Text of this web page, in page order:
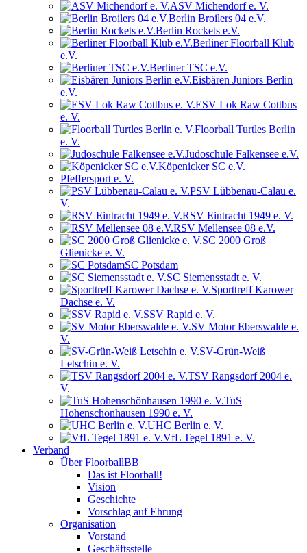
ASV Michendorf e. V.
Berlin Broilers 04 e.V.
Berlin Rockets e.V.
Berliner Floorball Klub
e.V.
Berliner TSC e.V.
Eisbären Juniors Berlin
e.V.
ESV Lok Raw Cottbus
e. V.
Floorball Turtles Berlin
e. V.
Judoschule Falkensee e.V.
Köpenicker SC e.V.
Pfeffersport e. V.
PSV Lübbenau-Calau e.
V.
RSV Eintracht 1949 e. V.
RSV Mellensee 08 e.V.
SC 2000 Groß
Glienicke e. V.
SC Potsdam
SC Siemensstadt e. V.
Sporttreff Karower
Dachse e. V.
SSV Rapid e. V.
SV Motor Eberswalde e.
V.
SV-Grün-Weiß
Letschin e. V.
TSV Rangsdorf 2004 e.
V.
TuS
Hohenschönhausen 1990 e. V.
UHC Berlin e. V.
VfL Tegel 1891 e. V.
Verband
Über FloorballBB
Das ist Floorball!
Vision
Geschichte
Vorschlag auf Ehrung
Organisation
Vorstand
Geschäftsstelle